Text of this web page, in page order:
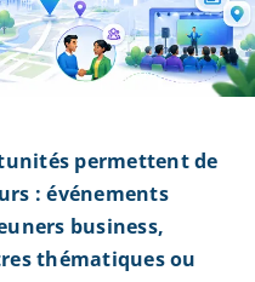
permettent de
: événements
business,
thématiques ou